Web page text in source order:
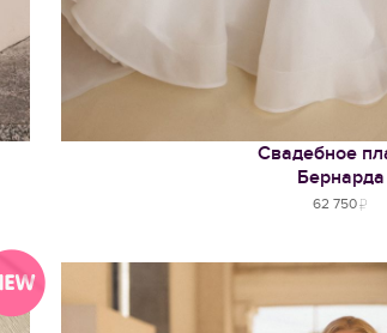
Свадебное
Бернарда
62 750